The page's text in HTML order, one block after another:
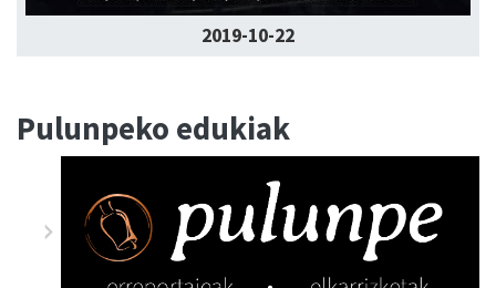
2019-10-22
Pulunpeko edukiak